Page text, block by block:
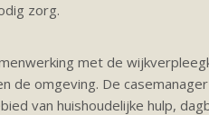
zorg.
met de
de omgeving. De
van huishoudelijke hulp,